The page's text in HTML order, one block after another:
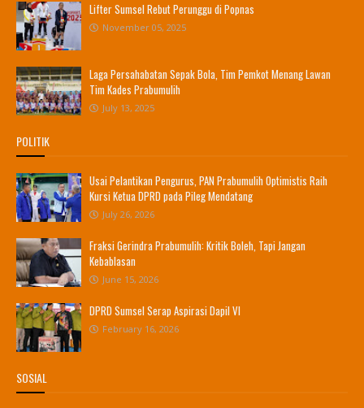
Lifter Sumsel Rebut Perunggu di Popnas
November 05, 2025
Laga Persahabatan Sepak Bola, Tim Pemkot Menang Lawan
Tim Kades Prabumulih
July 13, 2025
POLITIK
Usai Pelantikan Pengurus, PAN Prabumulih Optimistis Raih
Kursi Ketua DPRD pada Pileg Mendatang
July 26, 2026
Fraksi Gerindra Prabumulih: Kritik Boleh, Tapi Jangan
Kebablasan
June 15, 2026
DPRD Sumsel Serap Aspirasi Dapil VI
February 16, 2026
SOSIAL